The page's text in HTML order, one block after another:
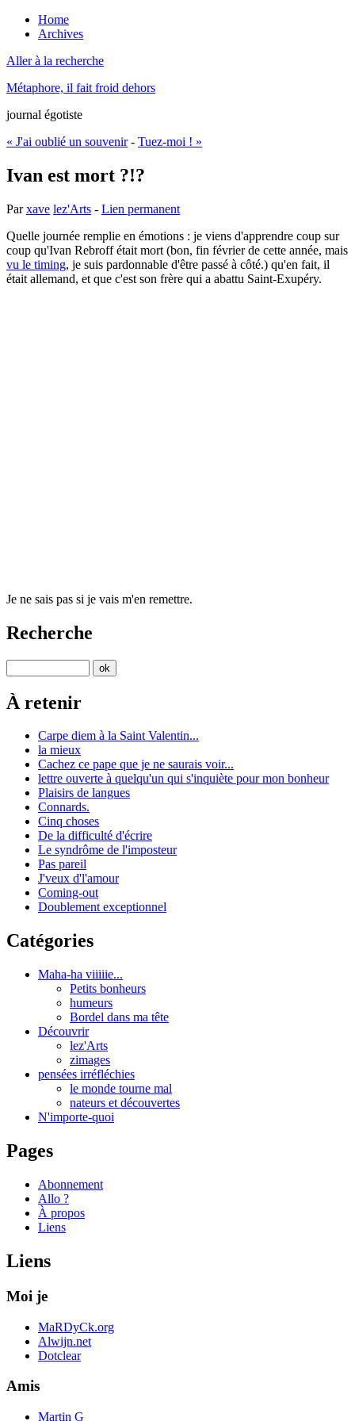
Home
Archives
Aller à la recherche
Métaphore, il fait froid dehors
journal égotiste
« J'ai oublié un souvenir - Tuez-moi ! »
Ivan est mort ?!?
Parxave lez'Arts - Lien permanent
Quelle journée remplie en émotions : je viens d'apprendre coup sur
coup qu'Ivan Rebroff était mort (bon, fin février de cette année, mais
vu le timing, je suis pardonnable d'être passé à côté.) qu'en fait, il
était allemand, et que c'est son frère qui a abattu Saint-Exupéry.
Je ne sais pas si je vais m'en remettre.
Recherche
À retenir
Carpe diem à la Saint Valentin...
la mieux
Cachez ce pape que je ne saurais voir...
lettre ouverte à quelqu'un qui s'inquiète pour mon bonheur
Plaisirs de langues
Connards.
Cinq choses
De la difficulté d'écrire
Le syndrôme de l'imposteur
Pas pareil
J'veux d'l'amour
Coming-out
Doublement exceptionnel
Catégories
Maha-ha viiiiie...
Petits bonheurs
humeurs
Bordel dans ma tête
Découvrir
lez'Arts
zimages
pensées irréfléchies
le monde tourne mal
nateurs et découvertes
N'importe-quoi
Pages
Abonnement
Allo ?
À propos
Liens
Liens
Moi je
MaRDyCk.org
Alwijn.net
Dotclear
Amis
Martin G